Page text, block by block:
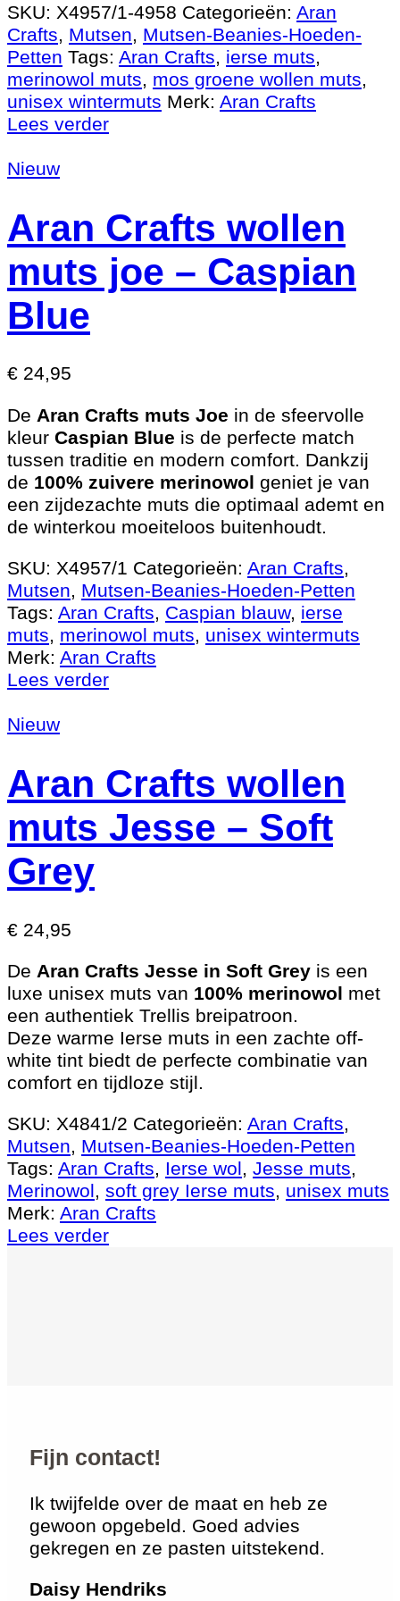
SKU: X4957/1-4958 Categorieën: Aran
Crafts, Mutsen, Mutsen-Beanies-Hoeden-
Petten Tags: Aran Crafts, ierse muts,
merinowol muts, mos groene wollen muts,
unisex wintermuts Merk: Aran Crafts
Lees verder
Nieuw
Aran Crafts wollen
muts joe – Caspian
Blue
€ 24,95
De Aran Crafts muts Joe in de sfeervolle
kleur Caspian Blue is de perfecte match
tussen traditie en modern comfort. Dankzij
de 100% zuivere merinowol geniet je van
een zijdezachte muts die optimaal ademt en
de winterkou moeiteloos buitenhoudt.
SKU: X4957/1 Categorieën: Aran Crafts,
Mutsen, Mutsen-Beanies-Hoeden-Petten
Tags: Aran Crafts, Caspian blauw, ierse
muts, merinowol muts, unisex wintermuts
Merk: Aran Crafts
Lees verder
Nieuw
Aran Crafts wollen
muts Jesse – Soft
Grey
€ 24,95
De Aran Crafts Jesse in Soft Grey is een
luxe unisex muts van 100% merinowol met
een authentiek Trellis breipatroon.
Deze warme Ierse muts in een zachte off-
white tint biedt de perfecte combinatie van
comfort en tijdloze stijl.
SKU: X4841/2 Categorieën: Aran Crafts,
Mutsen, Mutsen-Beanies-Hoeden-Petten
Tags: Aran Crafts, Ierse wol , Jesse muts,
Merinowol , soft grey Ierse muts, unisex muts
Merk: Aran Crafts
Lees verder
Fijn contact!
Ik twijfelde over de maat en heb ze
gewoon opgebeld. Goed advies
gekregen en ze pasten uitstekend.
Daisy Hendriks